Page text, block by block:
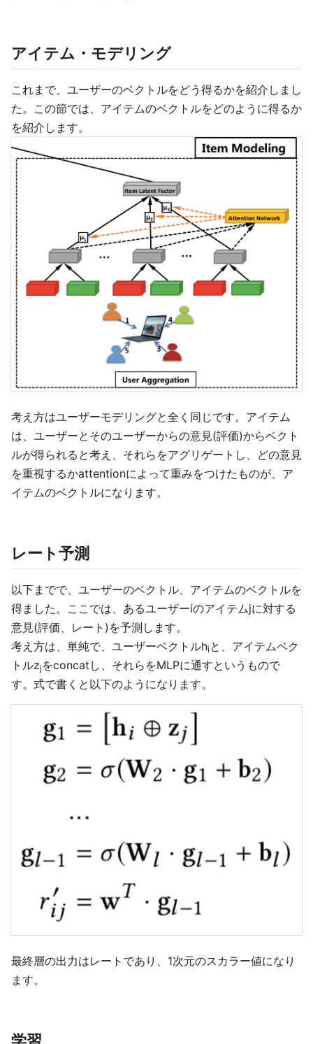
アイテム・モデリング
これまで、ユーザーのベクトルをどう得るかを紹介しまし
た。この節では、アイテムのベクトルをどのように得るか
を紹介します。
考え方はユーザーモデリングと全く同じです。アイテム
は、ユーザーとそのユーザーからの意見(評価)からベクト
ルが得られると考え、それらをアグリゲートし、どの意見
を重視するかattentionによって重みをつけたものが、ア
イテムのベクトルになります。
レート予測
以下までで、ユーザーのベクトル、アイテムのベクトルを
得ました。ここでは、あるユーザーiのアイテムjに対する
意見(評価、レート)を予測します。
考え方は、単純で、ユーザーベクトルhi と、アイテムベク
トルzj をconcatし、それらをMLPに通すというもので
す。式で書くと以下のようになります。
最終層の出力はレートであり、1次元のスカラー値になり
ます。